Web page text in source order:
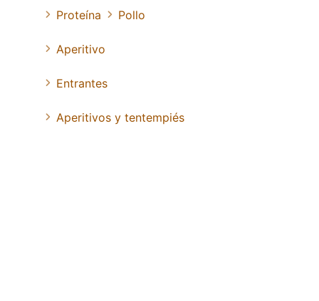
Proteína
Pollo
Aperitivo
Entrantes
Aperitivos y tentempiés